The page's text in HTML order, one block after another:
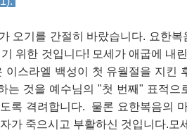
오기를 간절히 바랐습니다. 요한
위한 것입니다! 모세가 애굽에 내
이스라엘 백성이 첫 유월절을 지킨
는 것을 예수님의 "첫 번째" 표적으
록 격려합니다.  물론 요한복음의
가 죽으시고 부활하신 것입니다.모